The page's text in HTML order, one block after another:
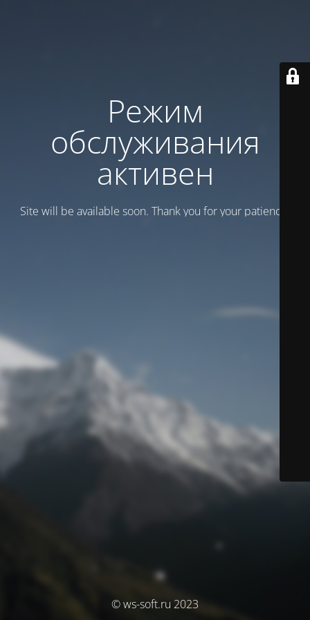
Режим
обслуживания
активен
Site will be available soon. Thank you for your patience!
© ws-soft.ru 2023